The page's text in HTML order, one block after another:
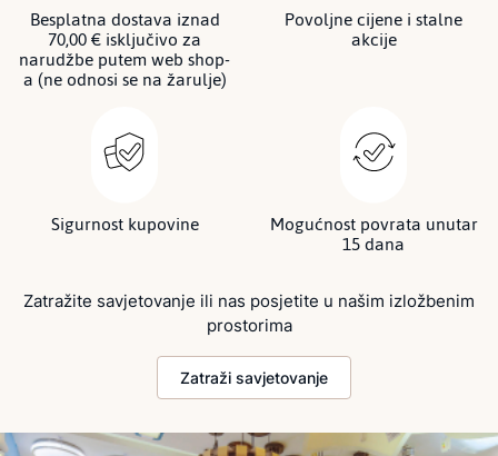
Besplatna dostava iznad
70,00 € isključivo za
narudžbe putem web shop-
a (ne odnosi se na žarulje)
Povoljne cijene i stalne
akcije
Sigurnost kupovine Mogućnost povrata unutar
15 dana
Zatražite savjetovanje ili nas posjetite u našim izložbenim
prostorima
Zatraži savjetovanje